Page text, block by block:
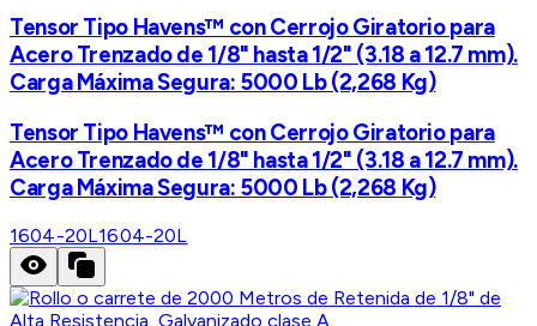
Tensor Tipo Havens™ con Cerrojo Giratorio para
Acero Trenzado de 1/8" hasta 1/2" (3.18 a 12.7 mm).
Carga Máxima Segura: 5000 Lb (2,268 Kg)
Tensor Tipo Havens™ con Cerrojo Giratorio para
Acero Trenzado de 1/8" hasta 1/2" (3.18 a 12.7 mm).
Carga Máxima Segura: 5000 Lb (2,268 Kg)
1604-20L1604-20L